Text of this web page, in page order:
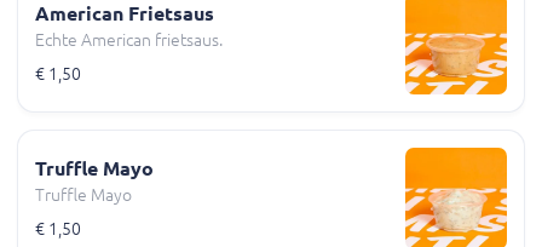
American Frietsaus
Echte American frietsaus.
€ 1,50
Truffle Mayo
Truffle Mayo
€ 1,50